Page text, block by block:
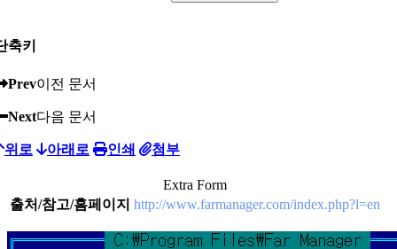
축키
Prev이전 문서
Next다음 문서
위로 아래로 인쇄 첨부
Extra Form
출처/참고/홈페이지 http://www.farmanager.com/index.php?l=en